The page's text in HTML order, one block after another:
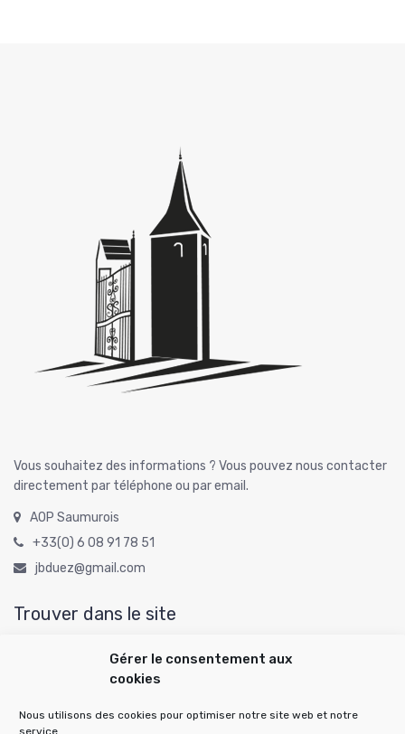
Gérer le consentement aux
cookies
Nous utilisons des cookies pour optimiser notre site web et notre
service.
Vous souhaitez des informations ? Vous pouvez nous contacter
directement par téléphone ou par email.
AOP Saumurois
+33(0) 6 08 91 78 51
jbduez@gmail.com
Trouver dans le site